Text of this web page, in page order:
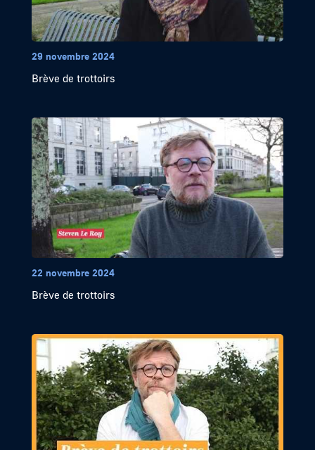
29 novembre 2024
Brève de trottoirs
22 novembre 2024
Brève de trottoirs